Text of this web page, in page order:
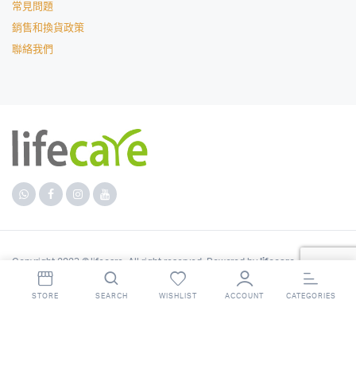
常見問題
銷售和換貨政策
聯絡我們
Copyright 2023 © lifecare. All right reserved. Powered bylifecare .
STORE SEARCH WISHLIST ACCOUNT CATEGORIES